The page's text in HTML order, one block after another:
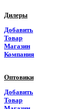
Дилеры
Добавить
Товар
Магазин
Компания
Оптовики
Добавить
Товар